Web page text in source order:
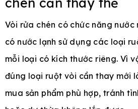
Vòi rửa chén có chức năng
có nước lạnh sử dụng các loại
mỗi loại có kích thước riêng. Vì
đúng loại ruột vòi cần thay mới
mua sản phẩm phù hợp, tránh